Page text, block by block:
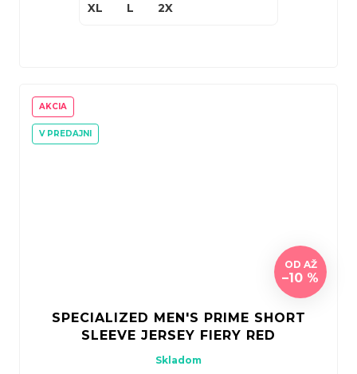
XL L 2X
AKCIA
V PREDAJNI
OD AŽ
–10 %
SPECIALIZED MEN'S PRIME SHORT
SLEEVE JERSEY FIERY RED
Skladom